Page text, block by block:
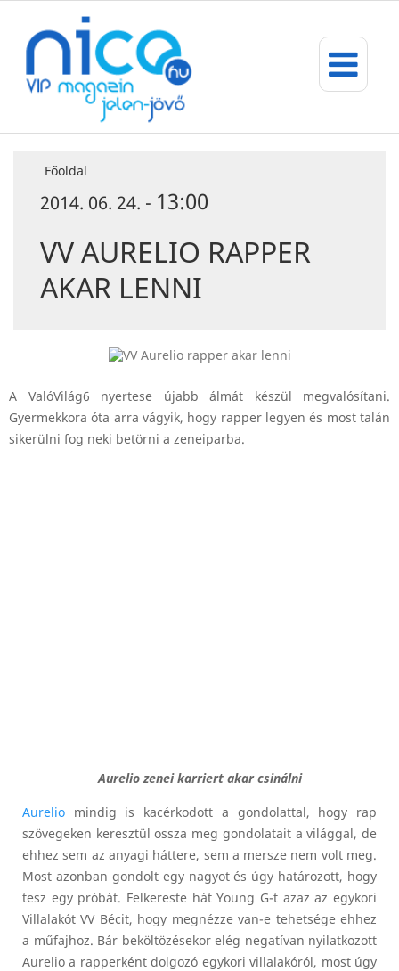
Főoldal
2014. 06. 24. - 13:00
VV AURELIO RAPPER
AKAR LENNI
A ValóVilág6 nyertese újabb álmát készül megvalósítani.
Gyermekkora óta arra vágyik, hogy rapper legyen és most talán
sikerülni fog neki betörni a zeneiparba.
Aurelio zenei karriert akar csinálni
Aurelio mindig is kacérkodott a gondolattal, hogy rap
szövegeken keresztül ossza meg gondolatait a világgal, de
ehhez sem az anyagi háttere, sem a mersze nem volt meg.
Most azonban gondolt egy nagyot és úgy határozott, hogy
tesz egy próbát. Felkereste hát Young G-t azaz az egykori
Villalakót VV Bécit, hogy megnézze van-e tehetsége ehhez
a műfajhoz. Bár beköltözésekor elég negatívan nyilatkozott
Aurelio a rapperként dolgozó egykori villalakóról, most úgy